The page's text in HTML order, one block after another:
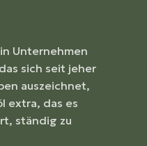
Unternehmen
sich seit jeher
auszeichnet,
extra, das es
ständig zu